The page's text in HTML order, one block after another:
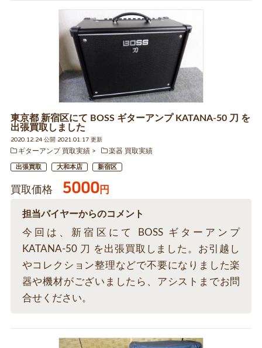
東京都 新宿区にて BOSS ギターアンプ KATANA-50 刀 を
出張買取しました
2020.12.24 公開 2021.01.17 更新
ギターアンプ 買取実績
楽器 買取実績
出張買取 大和本店 新宿区
買取価格 5000円
担当バイヤーからのコメント
今回は、新宿区にて BOSS ギターアンプ
KATANA-50 刀 を出張買取しました。お引越し
やコレクション整理などで不要になりました楽
器や機材がございましたら、アシストまでお問
合せください。